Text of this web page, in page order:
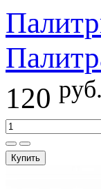
120 руб.
Купить